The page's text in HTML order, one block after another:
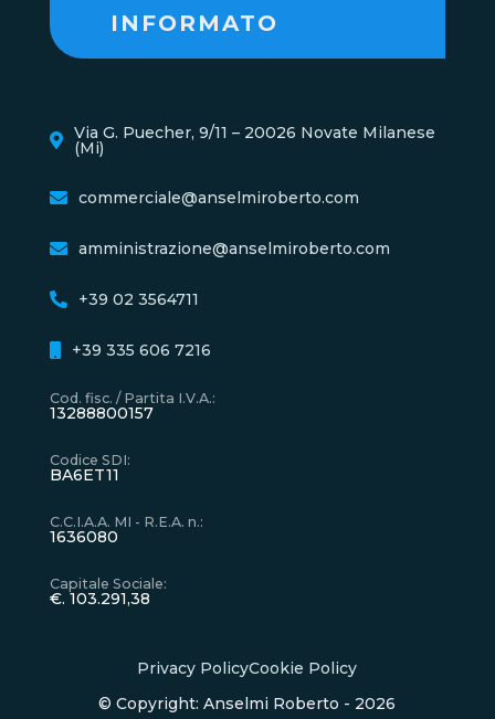
INFORMATO
Via G. Puecher, 9/11 – 20026 Novate Milanese
(Mi)
commerciale@anselmiroberto.com
amministrazione@anselmiroberto.com
+39 02 3564711
+39 335 606 7216
Cod. fisc. / Partita I.V.A.:
13288800157
Codice SDI:
BA6ET11
C.C.I.A.A. MI - R.E.A. n.:
1636080
Capitale Sociale:
€. 103.291,38
Privacy PolicyCookie Policy
© Copyright: Anselmi Roberto - 2026